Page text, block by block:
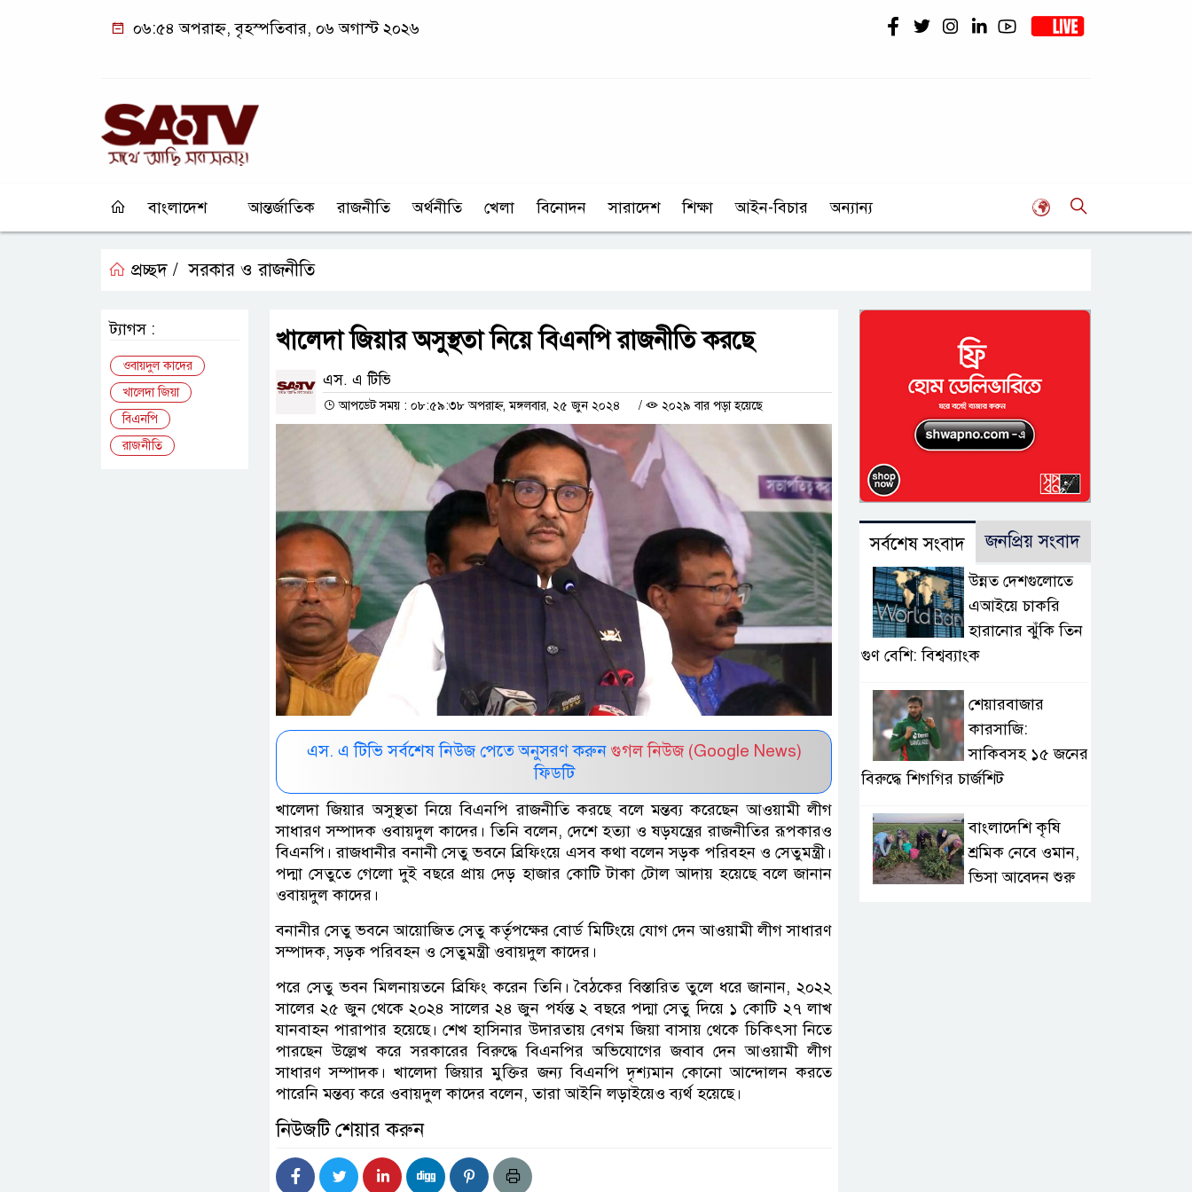
০৬:৫৪ অপরাহ্ন, বৃহস্পতিবার, ০৬ অগাস্ট ২০২৬
বাংলাদেশ আন্তর্জাতিক রাজনীতি অর্থনীতি খেলা বিনোদন সারাদেশ শিক্ষা আইন-বিচার অন্যান্য
প্রচ্ছদ / সরকার ও রাজনীতি
খালেদা জিয়ার অসুস্থতা নিয়ে বিএনপি রাজনীতি করছে
এস. এ টিভি
আপডেট সময় : ০৮:৫৯:৩৮ অপরাহ্ন, মঙ্গলবার, ২৫ জুন ২০২৪ / ২০২৯ বার পড়া হয়েছে
এস. এ টিভি সর্বশেষ নিউজ পেতে অনুসরণ করুন গুগল নিউজ (Google News)
ফিডটি
খালেদা জিয়ার অসুস্থতা নিয়ে বিএনপি রাজনীতি করছে বলে মন্তব্য করেছেন আওয়ামী লীগ
সাধারণ সম্পাদক ওবায়দুল কাদের। তিনি বলেন, দেশে হত্যা ও ষড়যন্ত্রের রাজনীতির রূপকারও
বিএনপি। রাজধানীর বনানী সেতু ভবনে ব্রিফিংয়ে এসব কথা বলেন সড়ক পরিবহন ও সেতুমন্ত্রী।
পদ্মা সেতুতে গেলো দুই বছরে প্রায় দেড় হাজার কোটি টাকা টোল আদায় হয়েছে বলে জানান
ওবায়দুল কাদের।
বনানীর সেতু ভবনে আয়োজিত সেতু কর্তৃপক্ষের বোর্ড মিটিংয়ে যোগ দেন আওয়ামী লীগ সাধারণ
সম্পাদক, সড়ক পরিবহন ও সেতুমন্ত্রী ওবায়দুল কাদের।
পরে সেতু ভবন মিলনায়তনে ব্রিফিং করেন তিনি। বৈঠকের বিস্তারিত তুলে ধরে জানান, ২০২২
সালের ২৫ জুন থেকে ২০২৪ সালের ২৪ জুন পর্যন্ত ২ বছরে পদ্মা সেতু দিয়ে ১ কোটি ২৭ লাখ
যানবাহন পারাপার হয়েছে। শেখ হাসিনার উদারতায় বেগম জিয়া বাসায় থেকে চিকিৎসা নিতে
পারছেন উল্লেখ করে সরকারের বিরুদ্ধে বিএনপির অভিযোগের জবাব দেন আওয়ামী লীগ
সাধারণ সম্পাদক। খালেদা জিয়ার মুক্তির জন্য বিএনপি দৃশ্যমান কোনো আন্দোলন করতে
পারেনি মন্তব্য করে ওবায়দুল কাদের বলেন, তারা আইনি লড়াইয়েও ব্যর্থ হয়েছে।
নিউজটি শেয়ার করুন
ট্যাগস :
ওবায়দুল কাদের
খালেদা জিয়া
বিএনপি
রাজনীতি
সর্বশেষ সংবাদ জনপ্রিয় সংবাদ
উন্নত দেশগুলোতে
এআইয়ে চাকরি
হারানোর ঝুঁকি তিন
গুণ বেশি: বিশ্বব্যাংক
শেয়ারবাজার
কারসাজি:
সাকিবসহ ১৫ জনের
বিরুদ্ধে শিগগির চার্জশিট
বাংলাদেশি কৃষি
শ্রমিক নেবে ওমান,
ভিসা আবেদন শুরু